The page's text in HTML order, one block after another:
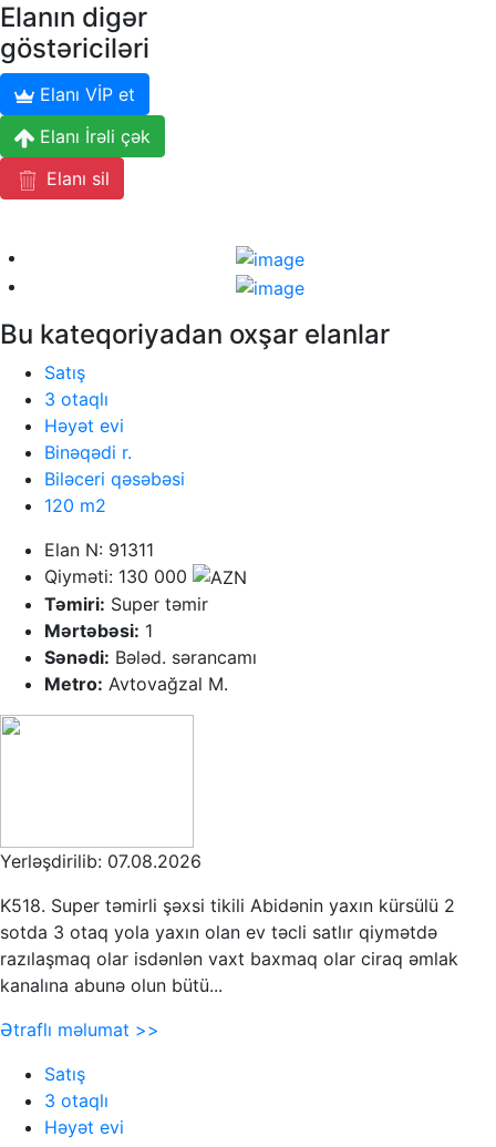
Elanın digər
göstəriciləri
Elanı VİP et
Elanı İrəli çək
Elanı sil
Bu kateqoriyadan oxşar elanlar
Satış
3 otaqlı
Həyət evi
Binəqədi r.
Biləceri qəsəbəsi
120 m2
Elan N: 91311
Qiyməti: 130 000
Təmiri: Super təmir
Mərtəbəsi: 1
Sənədi: Bələd. sərancamı
Metro: Avtovağzal M.
Yerləşdirilib: 07.08.2026
K518. Super təmirli şəxsi tikili Abidənin yaxın kürsülü 2
sotda 3 otaq yola yaxın olan ev təcli satlır qiymətdə
razılaşmaq olar isdənlən vaxt baxmaq olar ciraq əmlak
kanalına abunə olun bütü...
Ətraflı məlumat >>
Satış
3 otaqlı
Həyət evi